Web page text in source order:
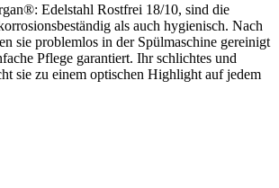
Edelstahl Rostfrei 18/10, sind die
als auch hygienisch. Nach
sie problemlos in der Spülmaschine gereinigt
Pflege garantiert. Ihr schlichtes und
sie zu einem optischen Highlight auf jedem